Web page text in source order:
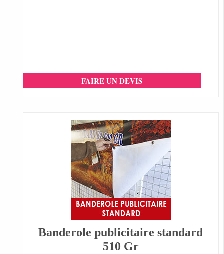
FAIRE UN DEVIS
Banderole publicitaire standard
510 Gr